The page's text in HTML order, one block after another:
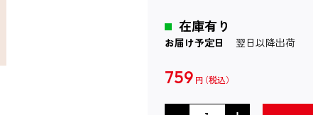
在庫有り
お届け予定日 翌日以降出荷
759 円